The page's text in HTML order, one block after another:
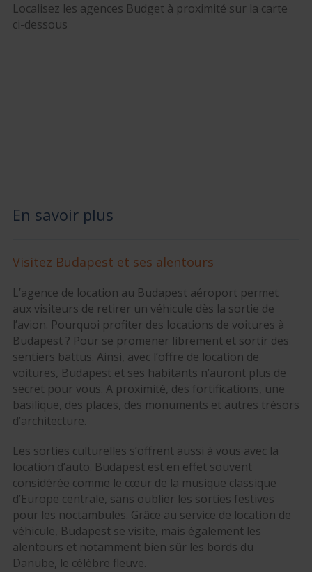
Localisez les agences Budget à proximité sur la carte
ci-dessous
En savoir plus
Visitez Budapest et ses alentours
L’agence de location au Budapest aéroport permet
aux visiteurs de retirer un véhicule dès la sortie de
l’avion. Pourquoi profiter des locations de voitures à
Budapest ? Pour se promener librement et sortir des
sentiers battus. Ainsi, avec l’offre de location de
voitures, Budapest et ses habitants n’auront plus de
secret pour vous. A proximité, des fortifications, une
basilique, des places, des monuments et autres trésors
d’architecture.
Les sorties culturelles s’offrent aussi à vous avec la
location d’auto. Budapest est en effet souvent
considérée comme le cœur de la musique classique
d’Europe centrale, sans oublier les sorties festives
pour les noctambules. Grâce au service de location de
véhicule, Budapest se visite, mais également les
alentours et notamment bien sûr les bords du
Danube, le célèbre fleuve.